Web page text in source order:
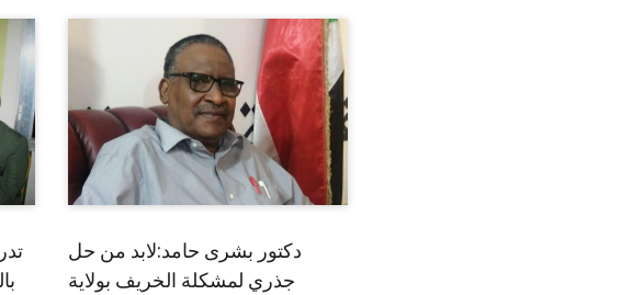
دكتور بشرى حامد:لابد من حل
جذري لمشكلة الخريف بولاية